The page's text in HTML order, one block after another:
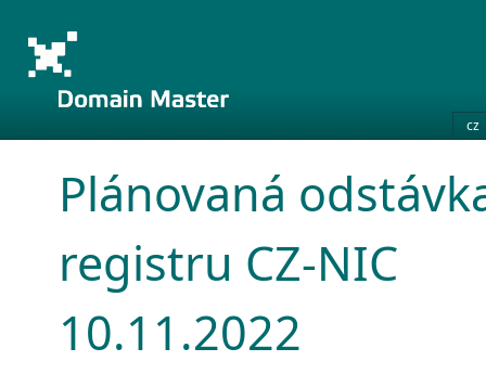
cz
Plánovaná
registru CZ-NIC
10.11.2022